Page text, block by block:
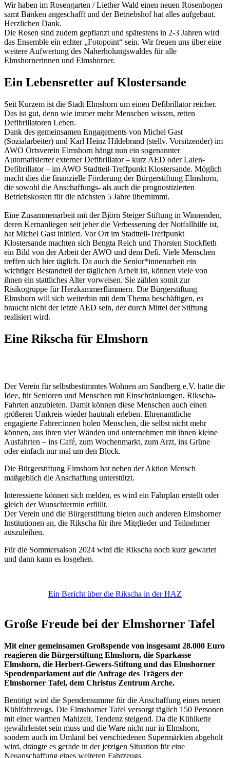
Wir haben im Rosengarten / Liether Wald einen neuen Rosenbogen
samt Bänken angeschafft und der Betriebshof hat alles aufgebaut.
Herzlichen Dank.
Die Rosen sind zudem gepflanzt und spätestens in 2-3 Jahren wird
das Ensemble ein echter „Fotopoint“ sein. Wir freuen uns über eine
weitere Aufwertung des Naherholungswaldes für alle
Elmshornerinnen und Elmshorner.
Ein Lebensretter auf Klostersande
Seit Kurzem ist die Stadt Elmshorn um einen Defibrillator reicher.
Das ist gut, denn wie immer mehr Menschen wissen, retten
Defibrillatoren Leben.
Dank des gemeinsamen Engagements von Michel Gast
(Sozialarbeiter) und Karl Heinz Hildebrand (stellv. Vorsitzender) im
AWO Ortsverein Elmshorn hängt nun ein sogenannter
Automatisierter externer Defibrillator – kurz AED oder Laien-
Defibrillator – im AWO Stadtteil-Treffpunkt Klostersande. Möglich
macht dies die finanzielle Förderung der Bürgerstiftung Elmshorn,
die sowohl die Anschaffungs- als auch die prognostizierten
Betriebskosten für die nächsten 5 Jahre übernimmt.
Eine Zusammenarbeit mit der Björn Steiger Stiftung in Winnenden,
deren Kernanliegen seit jeher die Verbesserung der Notfallhilfe ist,
hat Michel Gast initiiert. Vor Ort im Stadtteil-Treffpunkt
Klostersande machten sich Bengta Reich und Thorsten Stockfleth
ein Bild von der Arbeit der AWO und dem Defi. Viele Menschen
treffen sich hier täglich. Da auch die Senior*innenarbeit ein
wichtiger Bestandteil der täglichen Arbeit ist, können viele von
ihnen ein stattliches Alter vorweisen. Sie zählen somit zur
Risikogruppe für Herzkammerflimmern. Die Bürgerstiftung
Elmshorn will sich weiterhin mit dem Thema beschäftigen, es
braucht nicht der letzte AED sein, der durch Mittel der Stiftung
realisiert wird.
Eine Rikscha für Elmshorn
Der Verein für selbstbestimmtes Wohnen am Sandberg e.V. hatte die
Idee, für Senioren und Menschen mit Einschränkungen, Rikscha-
Fahrten anzubieten. Damit können diese Menschen auch einen
größeren Umkreis wieder hautnah erleben. Ehrenamtliche
engagierte Fahrer:innen holen Menschen, die selbst nicht mehr
können, aus ihren vier Wänden und unternehmen mit ihnen kleine
Ausfahrten – ins Café, zum Wochenmarkt, zum Arzt, ins Grüne
oder einfach nur mal um den Block.
Die Bürgerstiftung Elmshorn hat neben der Aktion Mensch
maßgeblich die Anschaffung unterstützt.
Interessierte können sich melden, es wird ein Fahrplan erstellt oder
gleich der Wunschtermin erfüllt.
Der Verein und die Bürgerstiftung bieten auch anderen Elmshorner
Institutionen an, die Rikscha für ihre Mitglieder und Teilnehmer
auszuleihen.
Für die Sommersaison 2024 wird die Rikscha noch kurz gewartet
und dann kann es losgehen.
Ein Bericht über die Rikscha in der HAZ
Große Freude bei der Elmshorner Tafel
Mit einer gemeinsamen Großspende von insgesamt 28.000 Euro
reagieren die Bürgerstiftung Elmshorn, die Sparkasse
Elmshorn, die Herbert-Gewers-Stiftung und das Elmshorner
Spendenparlament auf die Anfrage des Trägers der
Elmshorner Tafel, dem Christus Zentrum Arche.
Benötigt wird die Spendensumme für die Anschaffung eines neuen
Kühlfahrzeugs. Die Elmshorner Tafel versorgt täglich 150 Personen
mit einer warmen Mahlzeit, Tendenz steigend. Da die Kühlkette
gewährleistet sein muss und die Ware nicht nur in Elmshorn,
sondern auch im Umland bei verschiedenen Supermärkten abgeholt
wird, drängte es gerade in der jetzigen Situation für eine
Neuanschaffung eines weiteren Fahrzeugs.